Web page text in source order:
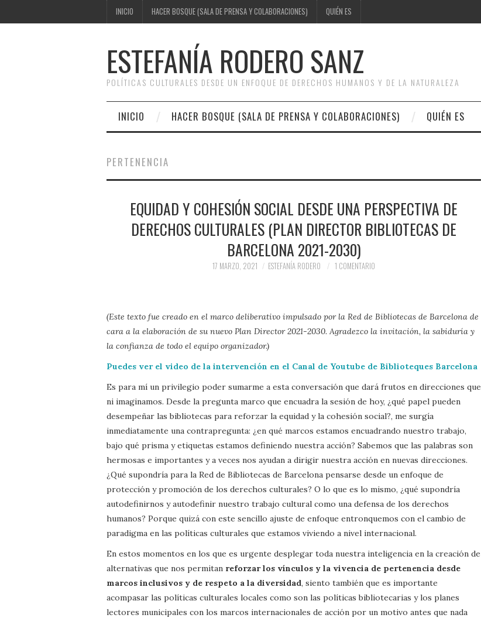
INICIO HACER BOSQUE (SALA DE PRENSA Y COLABORACIONES) QUIÉN ES
ESTEFANÍA RODERO SANZ
POLÍTICAS CULTURALES DESDE UN ENFOQUE DE DERECHOS HUMANOS Y DE LA NATURALEZA
INICIO HACER BOSQUE (SALA DE PRENSA Y COLABORACIONES) QUIÉN ES
PERTENENCIA
EQUIDAD Y COHESIÓN SOCIAL DESDE UNA PERSPECTIVA DE
DERECHOS CULTURALES (PLAN DIRECTOR BIBLIOTECAS DE
BARCELONA 2021-2030)
17 MARZO, 2021 ESTEFANÍA RODERO 1 COMENTARIO
(Este texto fue creado en el marco deliberativo impulsado por la Red de Bibliotecas de Barcelona de
cara a la elaboración de su nuevo Plan Director 2021-2030. Agradezco la invitación, la sabiduría y
la confianza de todo el equipo organizador.)
Puedes ver el video de la intervención en el Canal de Youtube de Biblioteques Barcelona
Es para mí un privilegio poder sumarme a esta conversación que dará frutos en direcciones que
ni imaginamos. Desde la pregunta marco que encuadra la sesión de hoy, ¿qué papel pueden
desempeñar las bibliotecas para reforzar la equidad y la cohesión social?, me surgía
inmediatamente una contrapregunta: ¿en qué marcos estamos encuadrando nuestro trabajo,
bajo qué prisma y etiquetas estamos definiendo nuestra acción? Sabemos que las palabras son
hermosas e importantes y a veces nos ayudan a dirigir nuestra acción en nuevas direcciones.
¿Qué supondría para la Red de Bibliotecas de Barcelona pensarse desde un enfoque de
protección y promoción de los derechos culturales? O lo que es lo mismo, ¿qué supondría
autodefinirnos y autodefinir nuestro trabajo cultural como una defensa de los derechos
humanos? Porque quizá con este sencillo ajuste de enfoque entronquemos con el cambio de
paradigma en las políticas culturales que estamos viviendo a nivel internacional.
En estos momentos en los que es urgente desplegar toda nuestra inteligencia en la creación de
alternativas que nos permitan reforzar los vínculos y la vivencia de pertenencia desde
marcos inclusivos y de respeto a la diversidad, siento también que es importante
acompasar las políticas culturales locales como son las políticas bibliotecarias y los planes
lectores municipales con los marcos internacionales de acción por un motivo antes que nada